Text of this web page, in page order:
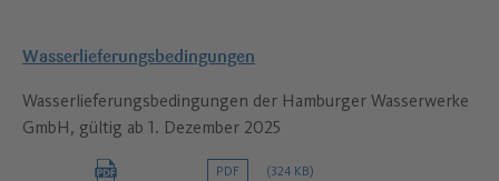
Wasserlieferungsbedingungen
Wasserlieferungsbedingungen der Hamburger Wasserwerke
GmbH, gültig ab 1. Dezember 2025
PDF (324 KB)